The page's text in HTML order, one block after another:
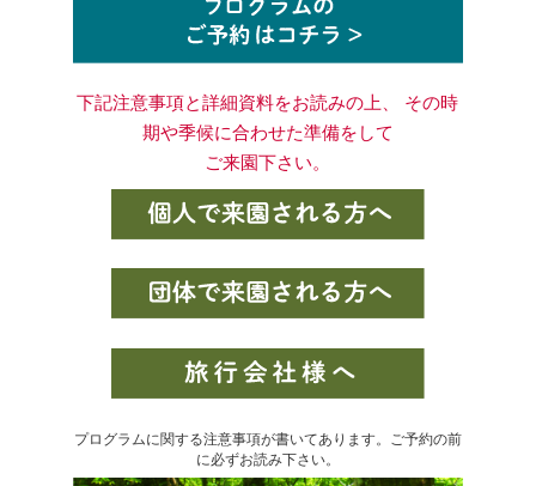
下記注意事項と詳細資料をお読みの上、 その時
期や季候に合わせた準備をして
ご来園下さい。
プログラムに関する注意事項が書いてあります。ご予約の前
に必ずお読み下さい。